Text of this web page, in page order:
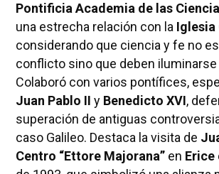
Pontificia Academia de las
una estrecha relación con la Iglesia
considerando que ciencia y fe no
conflicto sino que deben
Colaboró con varios pontífices,
Juan Pablo II y Benedicto XVI,
superación de antiguas
caso Galileo. Destaca la visita de
Centro “Ettore Majorana”en Erice